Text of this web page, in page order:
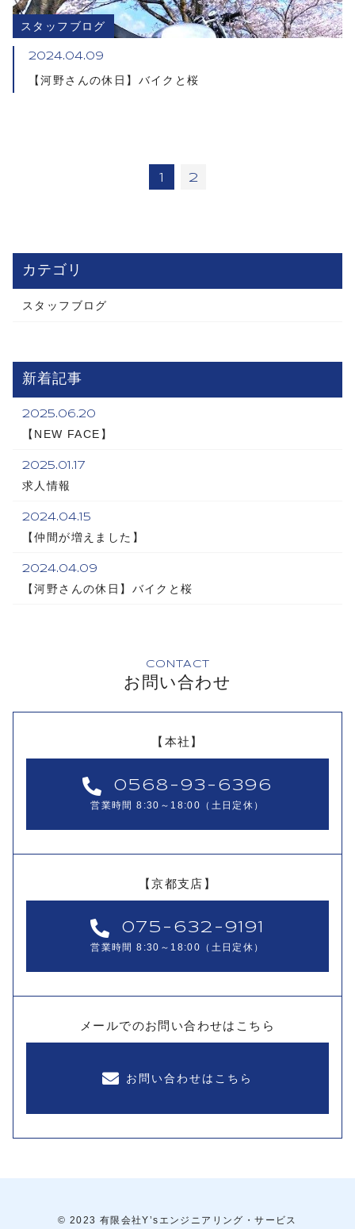
スタッフブログ
2024.04.09
【河野さんの休日】バイクと桜
1 2
カテゴリ
スタッフブログ
新着記事
2025.06.20
【NEW FACE】
2025.01.17
求人情報
2024.04.15
【仲間が増えました】
2024.04.09
【河野さんの休日】バイクと桜
CONTACT
お問い合わせ
【本社】
0568-93-6396
営業時間 8:30～18:00（土日定休）
【京都支店】
075-632-9191
営業時間 8:30～18:00（土日定休）
メールでのお問い合わせはこちら
お問い合わせはこちら
© 2023 有限会社Y’sエンジニアリング・サービス